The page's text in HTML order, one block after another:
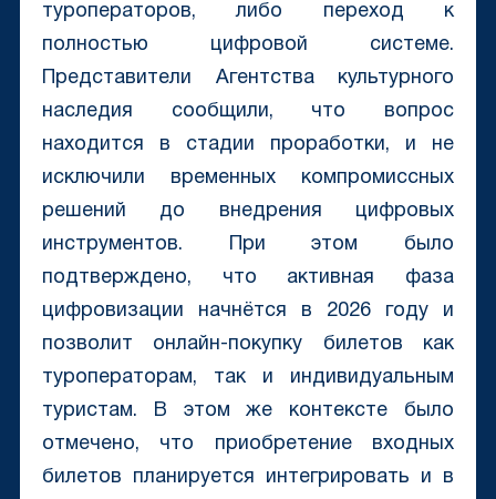
туроператоров, либо переход к
полностью цифровой системе.
Представители Агентства культурного
наследия сообщили, что вопрос
находится в стадии проработки, и не
исключили временных компромиссных
решений до внедрения цифровых
инструментов. При этом было
подтверждено, что активная фаза
цифровизации начнётся в 2026 году и
позволит онлайн-покупку билетов как
туроператорам, так и индивидуальным
туристам. В этом же контексте было
отмечено, что приобретение входных
билетов планируется интегрировать и в